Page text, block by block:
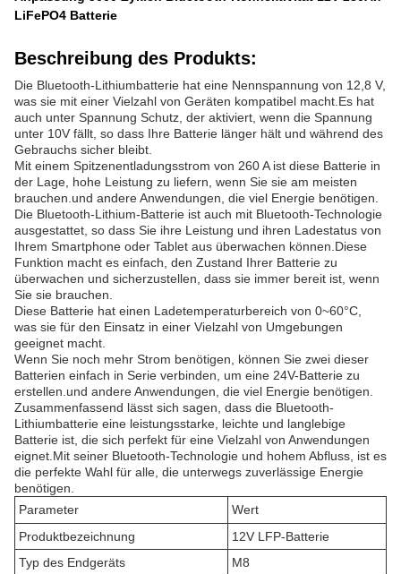
LiFePO4 Batterie
Beschreibung des Produkts:
Die Bluetooth-Lithiumbatterie hat eine Nennspannung von 12,8 V,
was sie mit einer Vielzahl von Geräten kompatibel macht.Es hat
auch unter Spannung Schutz, der aktiviert, wenn die Spannung
unter 10V fällt, so dass Ihre Batterie länger hält und während des
Gebrauchs sicher bleibt.
Mit einem Spitzenentladungsstrom von 260 A ist diese Batterie in
der Lage, hohe Leistung zu liefern, wenn Sie sie am meisten
brauchen.und andere Anwendungen, die viel Energie benötigen.
Die Bluetooth-Lithium-Batterie ist auch mit Bluetooth-Technologie
ausgestattet, so dass Sie ihre Leistung und ihren Ladestatus von
Ihrem Smartphone oder Tablet aus überwachen können.Diese
Funktion macht es einfach, den Zustand Ihrer Batterie zu
überwachen und sicherzustellen, dass sie immer bereit ist, wenn
Sie sie brauchen.
Diese Batterie hat einen Ladetemperaturbereich von 0~60°C,
was sie für den Einsatz in einer Vielzahl von Umgebungen
geeignet macht.
Wenn Sie noch mehr Strom benötigen, können Sie zwei dieser
Batterien einfach in Serie verbinden, um eine 24V-Batterie zu
erstellen.und andere Anwendungen, die viel Energie benötigen.
Zusammenfassend lässt sich sagen, dass die Bluetooth-
Lithiumbatterie eine leistungsstarke, leichte und langlebige
Batterie ist, die sich perfekt für eine Vielzahl von Anwendungen
eignet.Mit seiner Bluetooth-Technologie und hohem Abfluss, ist es
die perfekte Wahl für alle, die unterwegs zuverlässige Energie
benötigen.
Parameter
Wert
Produktbezeichnung
12V LFP-Batterie
Typ des Endgeräts
M8